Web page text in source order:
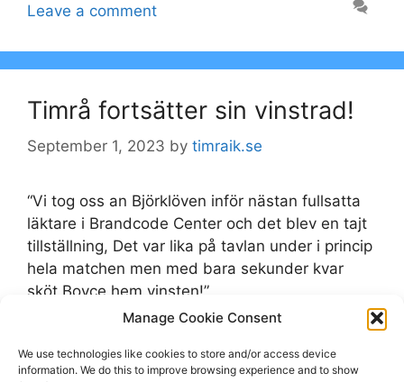
Manage Cookie Consent
We use technologies like cookies to store and/or access device
information. We do this to improve browsing experience and to show
Leave a comment
Timrå fortsätter sin vinstrad!
September 1, 2023 by timraik.se
“Vi tog oss an Björklöven inför nästan fullsatta
läktare i Brandcode Center och det blev en tajt
tillställning, Det var lika på tavlan under i princip
hela matchen men med bara sekunder kvar
sköt Boyce hem vinsten!”
Björklöven ,timraik.se
Tags
Björklöven,Timrå